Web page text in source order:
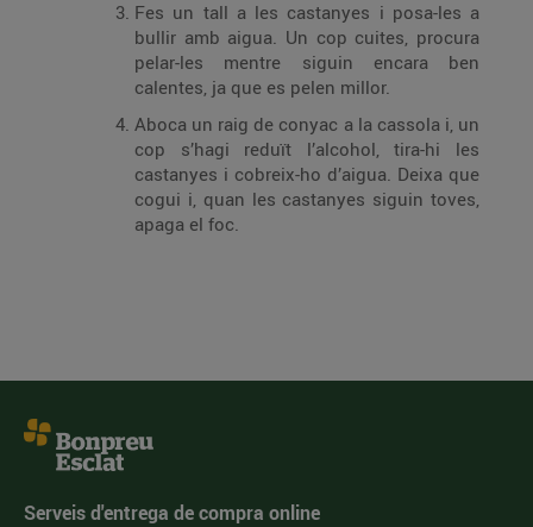
Fes un tall a les castanyes i posa-les a
bullir amb aigua. Un cop cuites, procura
pelar-les mentre siguin encara ben
calentes, ja que es pelen millor.
Aboca un raig de conyac a la cassola i, un
cop s’hagi reduït l’alcohol, tira-hi les
castanyes i cobreix-ho d’aigua. Deixa que
cogui i, quan les castanyes siguin toves,
apaga el foc.
Serveis d'entrega de compra online